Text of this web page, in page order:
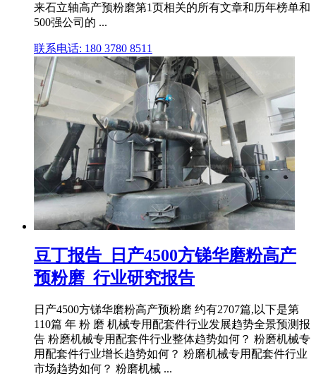
来石立轴高产预粉磨第1页相关的所有文章和历年榜单和
500强公司的 ...
联系电话: 180 3780 8511
豆丁报告_日产4500方锑华磨粉高产
预粉磨_行业研究报告
日产4500方锑华磨粉高产预粉磨 约有2707篇,以下是第
110篇 年 粉 磨 机械专用配套件行业发展趋势全景预测报
告 粉磨机械专用配套件行业整体趋势如何？ 粉磨机械专
用配套件行业增长趋势如何？ 粉磨机械专用配套件行业
市场趋势如何？ 粉磨机械 ...